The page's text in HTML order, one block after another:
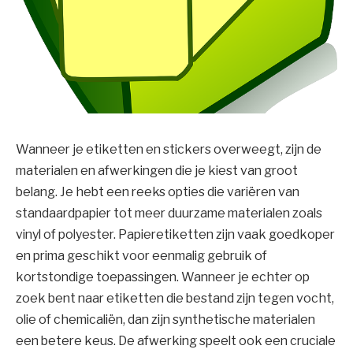
Wanneer je etiketten en stickers overweegt, zijn de
materialen en afwerkingen die je kiest van groot
belang. Je hebt een reeks opties die variëren van
standaardpapier tot meer duurzame materialen zoals
vinyl of polyester. Papieretiketten zijn vaak goedkoper
en prima geschikt voor eenmalig gebruik of
kortstondige toepassingen. Wanneer je echter op
zoek bent naar etiketten die bestand zijn tegen vocht,
olie of chemicaliën, dan zijn synthetische materialen
een betere keus. De afwerking speelt ook een cruciale